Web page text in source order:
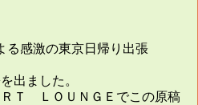
る感激の東京日帰り出張
出ました。
Ｔ ＬＯＵＮＧＥでこの原稿